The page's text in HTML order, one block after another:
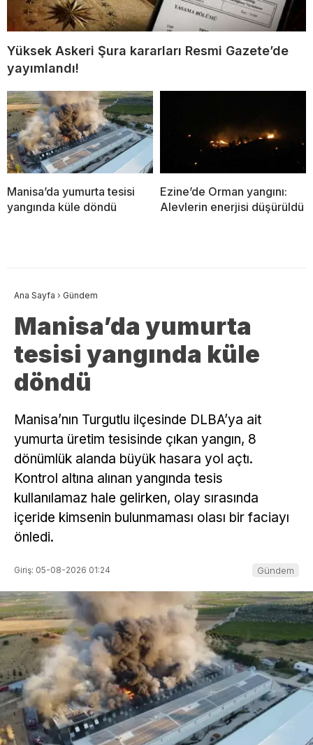
Yüksek Askeri Şura kararları Resmi Gazete’de
yayımlandı!
Manisa’da yumurta tesisi
yangında küle döndü
Ezine’de Orman yangını:
Alevlerin enerjisi düşürüldü
Ana Sayfa › Gündem
Manisa’da yumurta
tesisi yangında küle
döndü
Manisa’nın Turgutlu ilçesinde DLBA’ya ait
yumurta üretim tesisinde çıkan yangın, 8
dönümlük alanda büyük hasara yol açtı.
Kontrol altına alınan yangında tesis
kullanılamaz hale gelirken, olay sırasında
içeride kimsenin bulunmaması olası bir faciayı
önledi.
Giriş: 05-08-2026 01:24 Gündem